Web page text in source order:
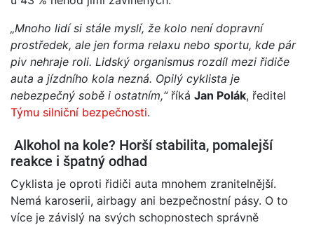
„Mnoho lidí si stále myslí, že kolo není dopravní
prostředek, ale jen forma relaxu nebo sportu, kde pár
piv nehraje roli. Lidský organismus rozdíl mezi řidiče
auta a jízdního kola nezná. Opilý cyklista je
nebezpečný sobě i ostatním,“říká Jan Polák, ředitel
Týmu silniční bezpečnosti.
Alkohol na kole? Horší stabilita, pomalejší
reakce i špatný odhad
Cyklista je oproti řidiči auta mnohem zranitelnější.
Nemá karoserii, airbagy ani bezpečnostní pásy. O to
více je závislý na svých schopnostech správně